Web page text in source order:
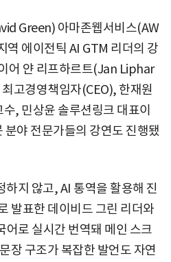
Green) 아마존웹서비스(AW
역 에이전틱 AI GTM 리더의 강
어 얀 리프하르트(Jan Liphar
고경영책임자(CEO), 한재원
, 민상윤 솔루션링크 대표이
야 전문가들의 강연도 진행됐
하지 않고, AI 통역을 활용해 진
발표한 데이비드 그린 리더와
어로 실시간 번역돼 메인 스크
장 구조가 복잡한 발언도 자연